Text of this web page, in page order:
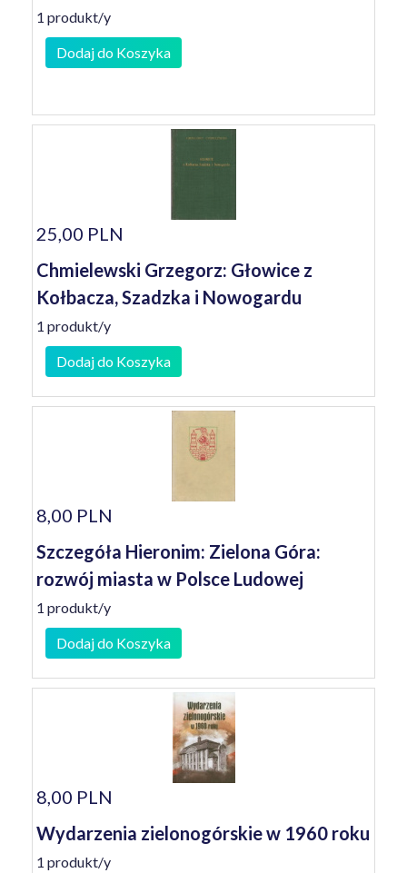
1 produkt/y
Dodaj do Koszyka
25,00 PLN
Chmielewski Grzegorz: Głowice z
Kołbacza, Szadzka i Nowogardu
1 produkt/y
Dodaj do Koszyka
8,00 PLN
Szczegóła Hieronim: Zielona Góra:
rozwój miasta w Polsce Ludowej
1 produkt/y
Dodaj do Koszyka
8,00 PLN
Wydarzenia zielonogórskie w 1960 roku
1 produkt/y